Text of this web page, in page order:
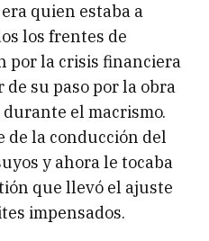
quien estaba a
los frentes de
por la crisis financiera
su paso por la obra
el macrismo.
de la conducción del
y ahora le tocaba
que llevó el ajuste
impensados.